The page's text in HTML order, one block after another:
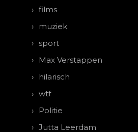
films
muziek
sport
Max Verstappen
hilarisch
wtf
Politie
Jutta Leerdam